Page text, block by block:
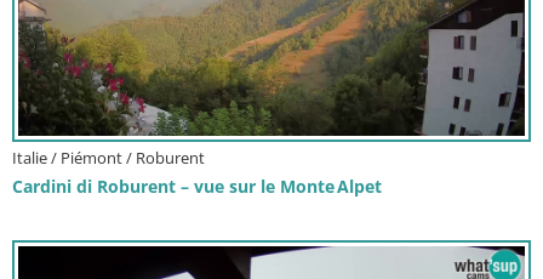
Italie / Piémont / Roburent
Cardini di Roburent – vue sur le Monte Alpet